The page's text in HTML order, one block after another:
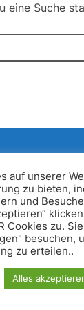
eine Suche
Theme von
auf unserer
zu bieten,
und
Cookies zu.
besuchen,
zu erteilen..
Alles